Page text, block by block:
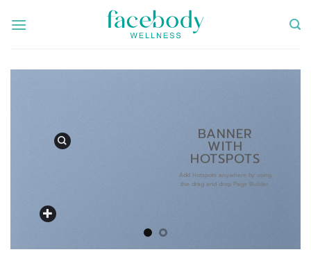
BANNER
WITH
HOTSPOTS
Add Hotspots anywhere by using
the drag and drop Page Builder.